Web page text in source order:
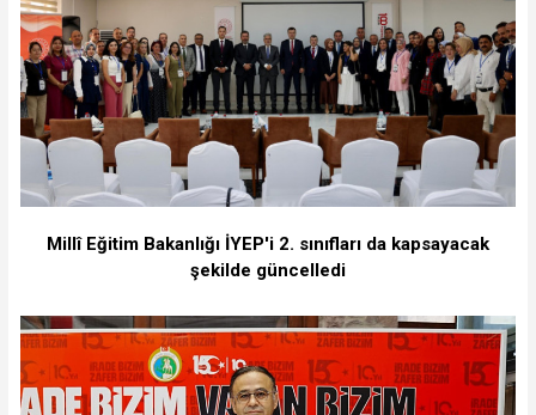
Millî Eğitim Bakanlığı İYEP'i 2. sınıfları da kapsayacak
şekilde güncelledi